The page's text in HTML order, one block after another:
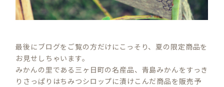
最後にブログをご覧の方だけにこっそり、夏の限定商品を
お見せしちゃいます。
みかんの里である三ヶ日町の名産品、青島みかんをすっき
りさっぱりはちみつシロップに漬けこんだ商品を販売予